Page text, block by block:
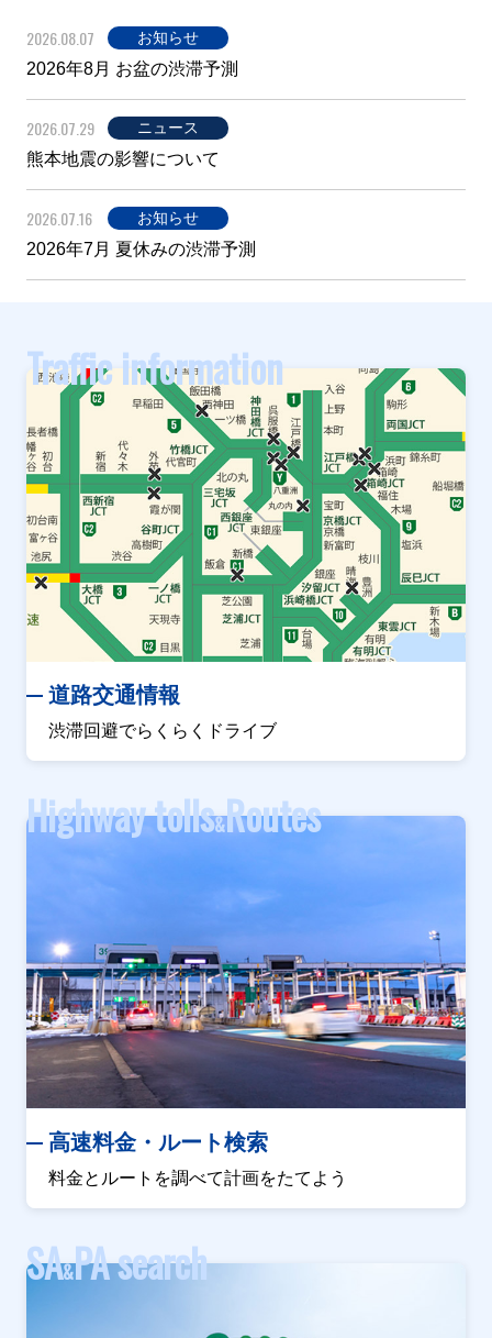
2026.08.07 お知らせ
2026年8月 お盆の渋滞予測
2026.07.29 ニュース
熊本地震の影響について
2026.07.16 お知らせ
2026年7月 夏休みの渋滞予測
Traffic information
道路交通情報
渋滞回避でらくらくドライブ
Highway tolls&Routes
高速料金・ルート検索
料金とルートを調べて計画をたてよう
SA&PA search